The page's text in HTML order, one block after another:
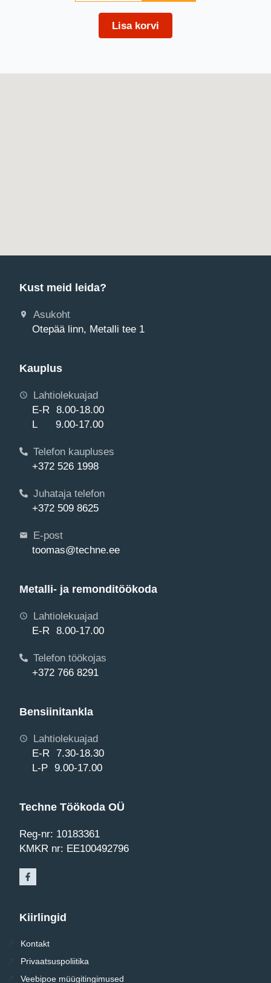
Lisa korvi
Kust meid leida?
Asukoht
Otepää linn, Metalli tee 1
Kauplus
Lahtiolekuajad
E-R 8.00-18.00
L 9.00-17.00
Telefon kaupluses
+372 526 1998
Juhataja telefon
+372 509 8625
E-post
toomas@techne.ee
Metalli- ja remonditöökoda
Lahtiolekuajad
E-R 8.00-17.00
Telefon töökojas
+372 766 8291
Bensiinitankla
Lahtiolekuajad
E-R 7.30-18.30
L-P 9.00-17.00
Techne Töökoda OÜ
Reg-nr: 10183361
KMKR nr: EE100492796
Kiirlingid
Kontakt
Privaatsuspoliitika
Veebipoe müügitingimused